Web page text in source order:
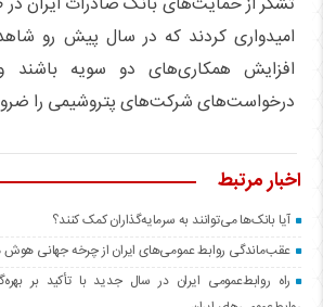
امیدواری کردند که در سال پیش رو
افزایش همکاری‌های دو سویه باشند
درخواست‌های شرکت‌های پتروشیمی را
اخبار مرتبط
آیا بانک‌ها می‌توانند به سرمایه‌گذاران کمک کنند؟
عقب‌ماندگی روابط عمومی‌های ایران از چرخه جهانی
راه روابط‌عمومی ایران در سال جدید با تأکید بر